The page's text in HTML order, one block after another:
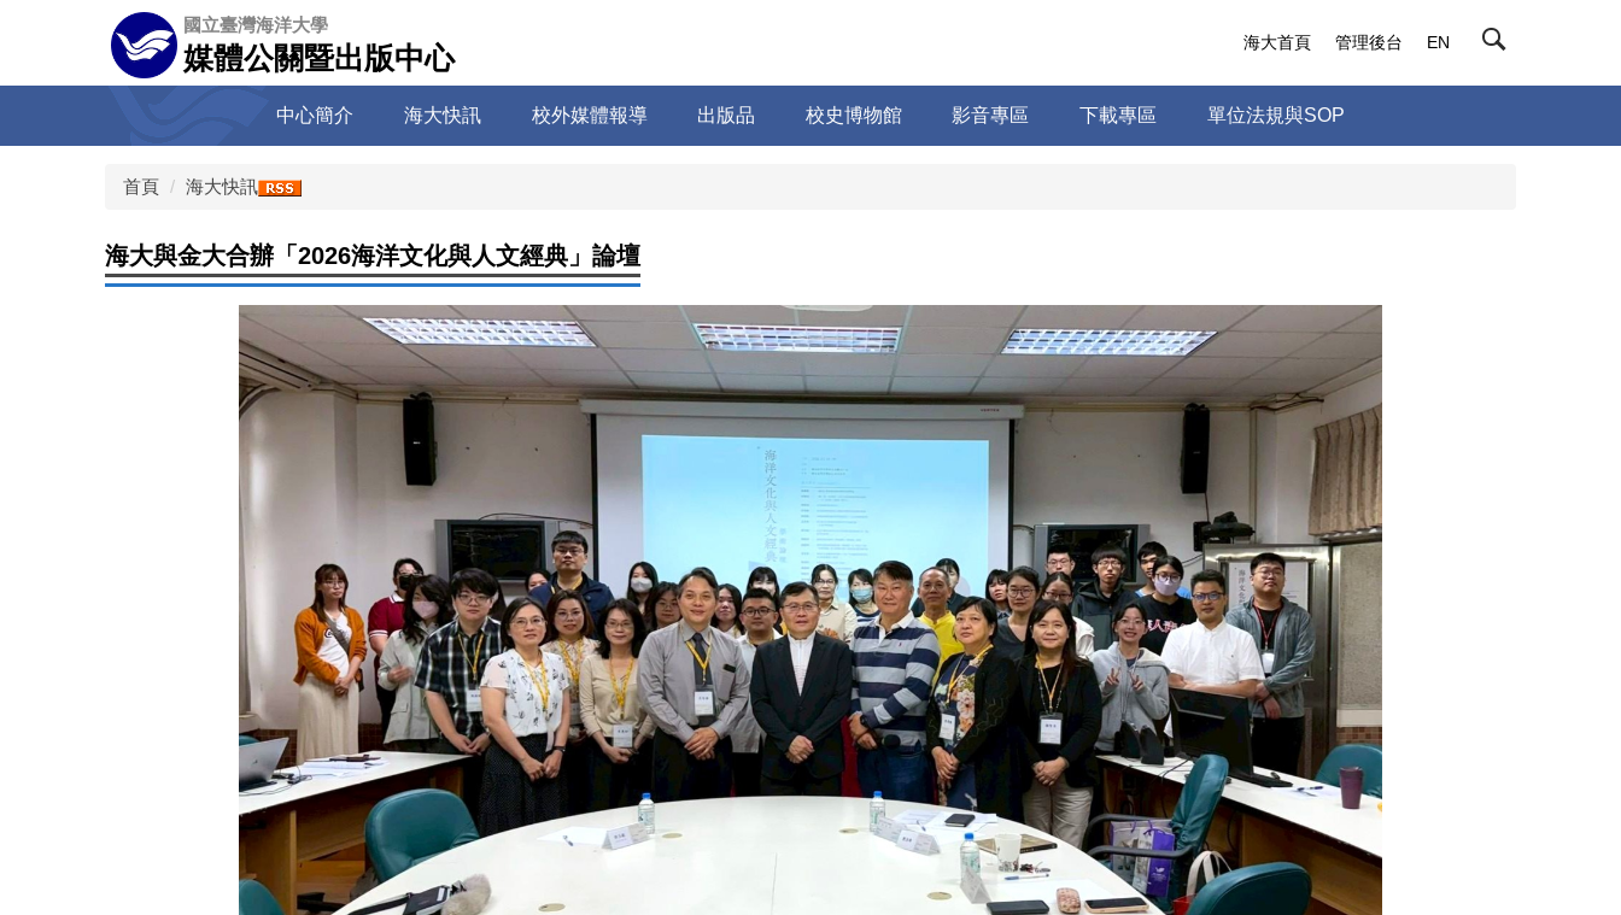
容
國立臺灣海洋大學
媒體公關暨出版中心
中心簡介 海大快訊 校外媒體報導 出版品 校史博物館 影音專區 下載專區 單位法規與SOP
海大首頁 管理後台 EN
首頁 海大快訊
海大與金大合辦「2026海洋文化與人文經典」論壇